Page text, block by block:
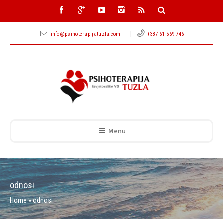
info@psihoterapijatuzla.com +387 61 569 746
Menu
odnosi
Home»odnosi